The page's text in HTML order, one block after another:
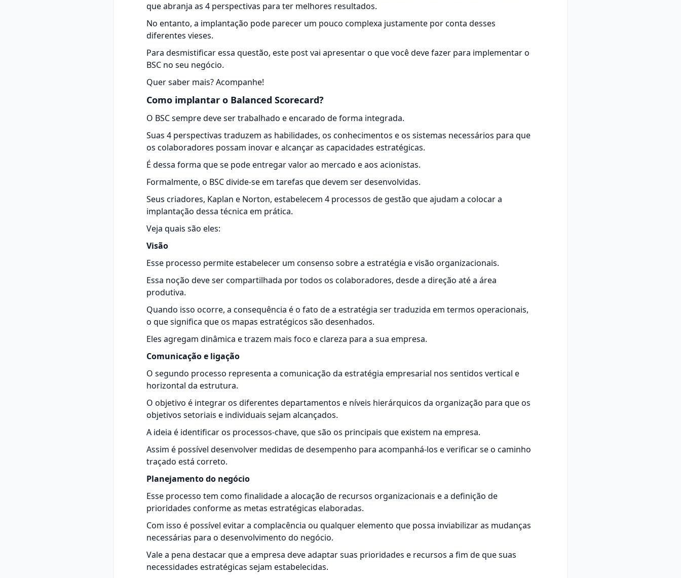
que abranja as 4 perspectivas para ter melhores resultados.
No entanto, a implantação pode parecer um pouco complexa justamente por conta desses
diferentes vieses.
Para desmistificar essa questão, este post vai apresentar o que você deve fazer para implementar o
BSC no seu negócio.
Quer saber mais? Acompanhe!
Como implantar o Balanced Scorecard?
O BSC sempre deve ser trabalhado e encarado de forma integrada.
Suas 4 perspectivas traduzem as habilidades, os conhecimentos e os sistemas necessários para que
os colaboradores possam inovar e alcançar as capacidades estratégicas.
É dessa forma que se pode entregar valor ao mercado e aos acionistas.
Formalmente, o BSC divide-se em tarefas que devem ser desenvolvidas.
Seus criadores, Kaplan e Norton, estabelecem 4 processos de gestão que ajudam a colocar a
implantação dessa técnica em prática.
Veja quais são eles:
Visão
Esse processo permite estabelecer um consenso sobre a estratégia e visão organizacionais.
Essa noção deve ser compartilhada por todos os colaboradores, desde a direção até a área
produtiva.
Quando isso ocorre, a consequência é o fato de a estratégia ser traduzida em termos operacionais,
o que significa que os mapas estratégicos são desenhados.
Eles agregam dinâmica e trazem mais foco e clareza para a sua empresa.
Comunicação e ligação
O segundo processo representa a comunicação da estratégia empresarial nos sentidos vertical e
horizontal da estrutura.
O objetivo é integrar os diferentes departamentos e níveis hierárquicos da organização para que os
objetivos setoriais e individuais sejam alcançados.
A ideia é identificar os processos-chave, que são os principais que existem na empresa.
Assim é possível desenvolver medidas de desempenho para acompanhá-los e verificar se o caminho
traçado está correto.
Planejamento do negócio
Esse processo tem como finalidade a alocação de recursos organizacionais e a definição de
prioridades conforme as metas estratégicas elaboradas.
Com isso é possível evitar a complacência ou qualquer elemento que possa inviabilizar as mudanças
necessárias para o desenvolvimento do negócio.
Vale a pena destacar que a empresa deve adaptar suas prioridades e recursos a fim de que suas
necessidades estratégicas sejam estabelecidas.